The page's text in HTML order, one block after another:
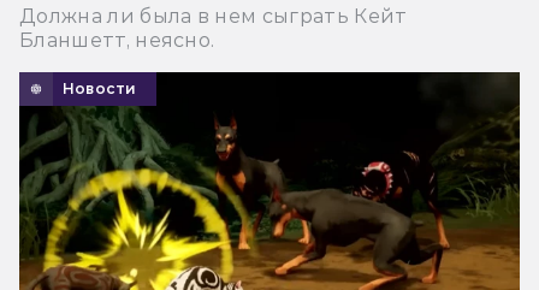
Должна ли была в нем сыграть Кейт
Бланшетт, неясно.
Новости